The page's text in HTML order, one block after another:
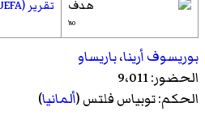
80'
تقرير (UEFA)
بوريسوف أرينا،باريساو
الحضور: 9،011
الحكم:توبياس فلتس(ألمانيا)